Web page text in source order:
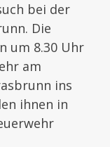
bei der
Die
um 8.30 Uhr
am
ins
ihnen in